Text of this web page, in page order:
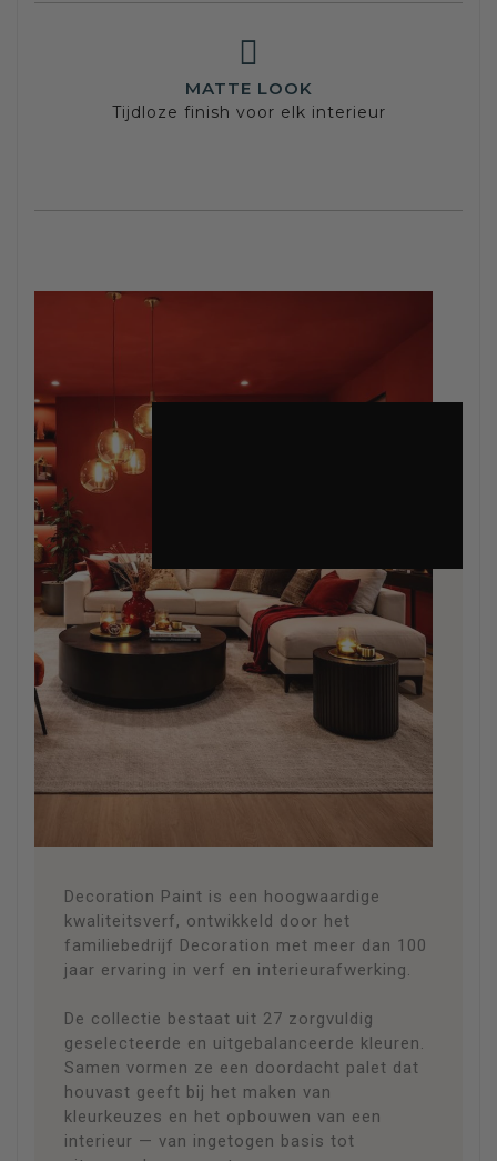
MATTE LOOK
Tijdloze finish voor elk interieur
DE
VERF
Decoration Paint is een hoogwaardige
kwaliteitsverf, ontwikkeld door het
familiebedrijf Decoration met meer dan 100
jaar ervaring in verf en interieurafwerking.
De collectie bestaat uit 27 zorgvuldig
geselecteerde en uitgebalanceerde kleuren.
Samen vormen ze een doordacht palet dat
houvast geeft bij het maken van
kleurkeuzes en het opbouwen van een
interieur — van ingetogen basis tot